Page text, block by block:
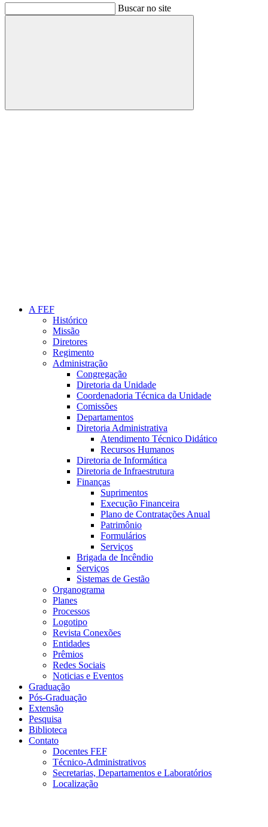
Buscar no site
Buscar
A FEF
Histórico
Missão
Diretores
Regimento
Administração
Congregação
Diretoria da Unidade
Coordenadoria Técnica da Unidade
Comissões
Departamentos
Diretoria Administrativa
Atendimento Técnico Didático
Recursos Humanos
Diretoria de Informática
Diretoria de Infraestrutura
Finanças
Suprimentos
Execução Financeira
Plano de Contratações Anual
Patrimônio
Formulários
Serviços
Brigada de Incêndio
Serviços
Sistemas de Gestão
Organograma
Planes
Processos
Logotipo
Revista Conexões
Entidades
Prêmios
Redes Sociais
Noticias e Eventos
Graduação
Pós-Graduação
Extensão
Pesquisa
Biblioteca
Contato
Docentes FEF
Técnico-Administrativos
Secretarias, Departamentos e Laboratórios
Localização